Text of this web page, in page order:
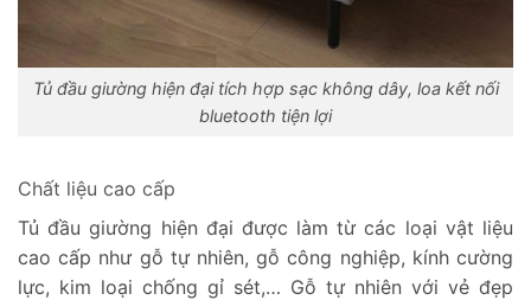
Tủ đầu giường hiện đại tích hợp sạc không dây, loa kết nối
bluetooth tiện lợi
Chất liệu cao cấp
Tủ đầu giường hiện đại được làm từ các loại vật liệu
cao cấp như gỗ tự nhiên, gỗ công nghiệp, kính cường
lực, kim loại chống gỉ sét,… Gỗ tự nhiên với vẻ đẹp